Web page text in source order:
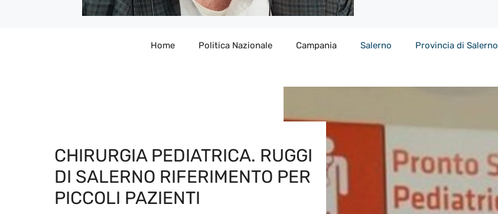
Home Politica Nazionale Campania Salerno Provincia di Salerno
CHIRURGIA PEDIATRICA. RUGGI
DI SALERNO RIFERIMENTO PER
PICCOLI PAZIENTI